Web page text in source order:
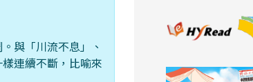
與「川流不息」、
連續不斷，比喻來